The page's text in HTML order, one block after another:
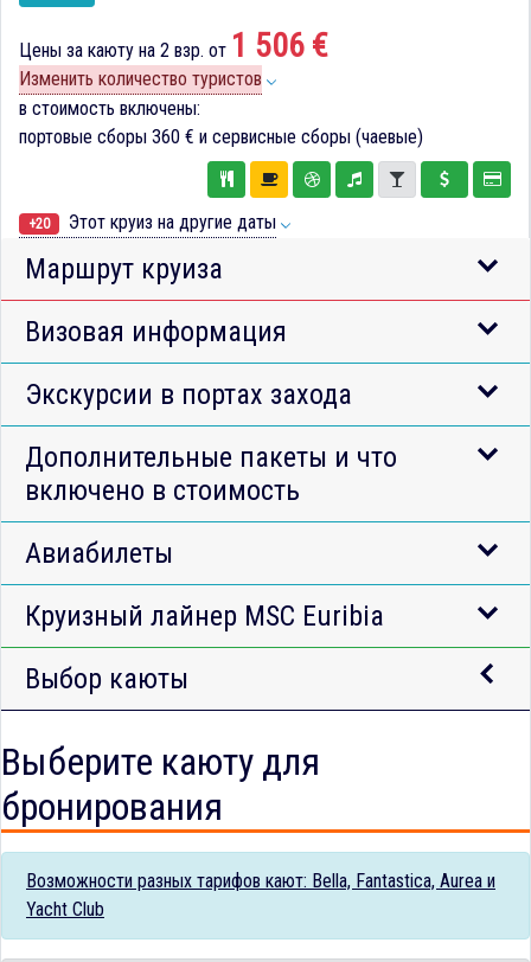
Цены за каюту на 2 взр. от 1 506 €
Изменить количество туристов
в стоимость включены:
портовые сборы 360 € и сервисные сборы (чаевые)
+20 Этот круиз на другие даты
Маршрут круиза
Визовая информация
Экскурсии в портах захода
Дополнительные пакеты и что
включено в стоимость
Авиабилеты
Круизный лайнер MSC Euribia
Выбор каюты
Выберите каюту для
бронирования
Возможности разных тарифов кают: Bella, Fantastica, Aurea и
Yacht Club